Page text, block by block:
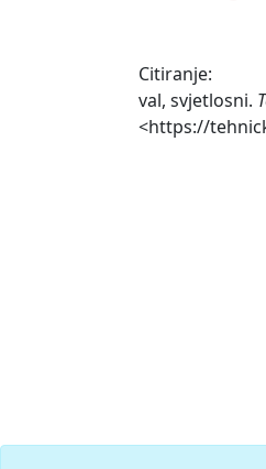
Citiranje:
val, svjetlosni.
<https://